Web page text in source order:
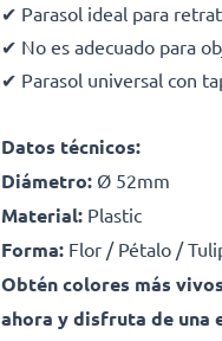
✔ Parasol ideal para
✔ No es adecuado para
✔ Parasol universal con
Datos técnicos:
Diámetro: Ø 52mm
Material: Plastic
Forma: Flor / Pétalo /
Obtén colores más
ahora y disfruta de una